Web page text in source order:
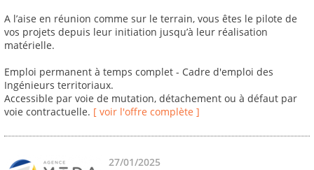
A l’aise en réunion comme sur le terrain, vous êtes le pilote de
vos projets depuis leur initiation jusqu’à leur réalisation
matérielle.
Emploi permanent à temps complet - Cadre d'emploi des
Ingénieurs territoriaux.
Accessible par voie de mutation, détachement ou à défaut par
voie contractuelle. [ voir l'offre complète ]
27/01/2025